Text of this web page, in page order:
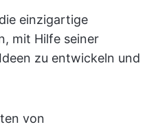
einzigartige
mit Hilfe seiner
zu entwickeln und
von